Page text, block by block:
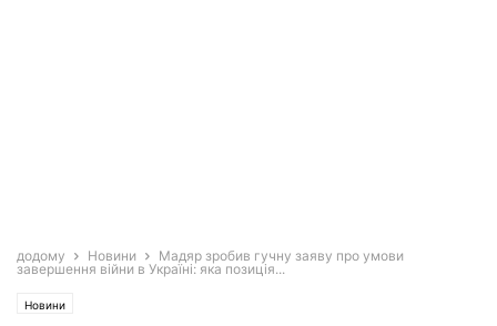
додому Новини
Мадяр зробив гучну заяву про умови
завершення війни в Україні: яка позиція...
Новини